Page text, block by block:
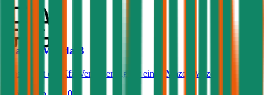
Mazda Mazda 3
Was kostet die Kfz-Versicherung für einen Mazda Mazda 3?